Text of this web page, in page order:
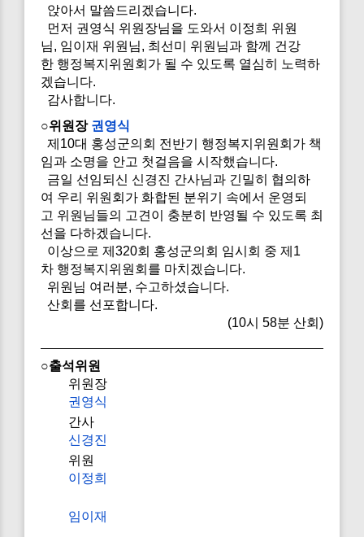
앉아서 말씀드리겠습니다.
먼저 권영식 위원장님을 도와서 이정희 위원
님, 임이재 위원님, 최선미 위원님과 함께 건강
한 행정복지위원회가 될 수 있도록 열심히 노력하
겠습니다.
감사합니다.
○위원장 권영식
제10대 홍성군의회 전반기 행정복지위원회가 책
임과 소명을 안고 첫걸음을 시작했습니다.
금일 선임되신 신경진 간사님과 긴밀히 협의하
여 우리 위원회가 화합된 분위기 속에서 운영되
고 위원님들의 고견이 충분히 반영될 수 있도록 최
선을 다하겠습니다.
이상으로 제320회 홍성군의회 임시회 중 제1
차 행정복지위원회를 마치겠습니다.
위원님 여러분, 수고하셨습니다.
산회를 선포합니다.
(10시 58분 산회)
○출석위원
위원장
권영식
간사
신경진
위원
이정희
임이재